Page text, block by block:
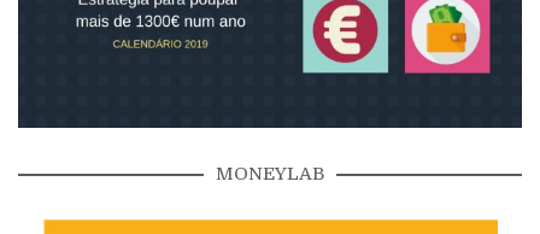
MONEYLAB